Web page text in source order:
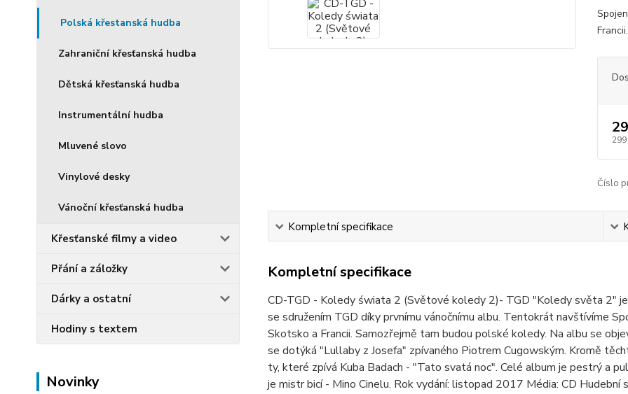
Polská křestanská hudba
Zahraniční křesťanská hudba
Dětská křesťanská hudba
Instrumentální hudba
Mluvené slovo
Vinylové desky
Vánoční křesťanská hudba
Křesťanské filmy a video
Přání a záložky
Dárky a ostatní
Hodiny s textem
Novinky
299
Číslo
Kompletní specifikace
Kompletní specifikace
CD-TGD - Koledy świata 2 (Světové koledy 2)- TGD "Koledy světa 2"
se sdružením TGD díky prvnímu vánočnímu albu. Tentokrát navštívíme
Skotsko a Francii. Samozřejmě tam budou polské koledy. Na albu se
se dotýká "Lullaby z Josefa" zpívaného Piotrem Cugowským. Kromě
ty, které zpívá Kuba Badach - "Tato svatá noc". Celé album je pestrý a
je mistr bicí - Mino Cinelu. Rok vydání: listopad 2017 Média: CD Hudební